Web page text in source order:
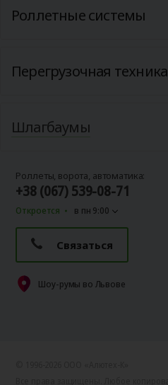
Роллетные системы
Перегрузочная техника
Шлагбаумы
Роллеты, ворота, автоматика:
+38 (067) 539-08-71
Откроется в пн 9:00
Связаться
Шоу-румы во Львове